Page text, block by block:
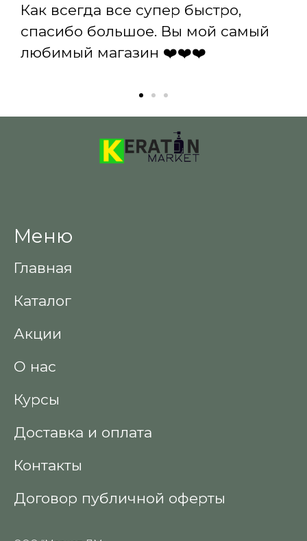
Как всегда все супер быстро,
спасибо большое. Вы мой самый
любимый магазин ❤️❤️❤️
Меню
Главная
Каталог
Акции
О нас
Курсы
Доставка и оплата
Контакты
Договор публичной оферты